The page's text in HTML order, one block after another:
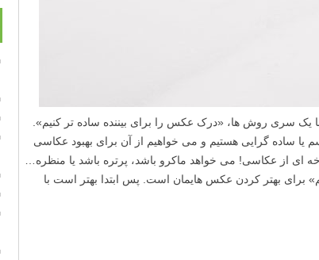
با یک سری روش ها، «درک عکس را برای بیننده ساده تر کنیم».
یا ساده گرایی هستیم و می خواهیم از آن برای بهبود عکاسی
ای از عکاسی! می خواهد ماکرو باشد، پرتره باشد یا منظره…
برای بهتر کردن عکس هایمان است. پس ابتدا بهتر است با